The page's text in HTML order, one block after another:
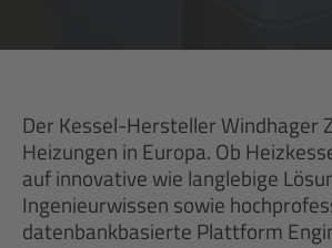
Der Kessel-Hersteller Windhager
Heizungen in Europa. Ob
auf innovative wie langlebige
Ingenieurwissen sowie
datenbankbasierte Plattform